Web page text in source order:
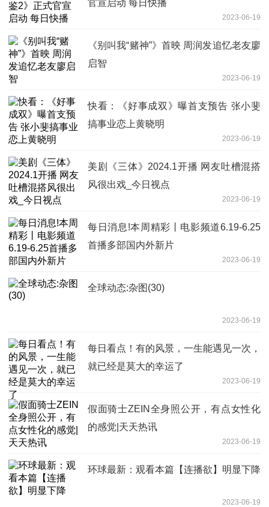
官宣启动 每日快播
2023-06-19
《别叫我“赌神”》首映 周润发追忆老友廖
启智
2023-06-19
快看：《好事成双》曝首支预告 张小斐
搞事业恋上黄晓明
2023-06-19
美剧《三体》2024.1开播 网友吐槽混搭
风很出戏_今日视点
2023-06-19
每日消息!本周精彩丨电影频道6.19-6.25
首播多部国内外新片
2023-06-19
全球动态:杂图(30)
2023-06-19
每日看点！有的风景，一生能遇见一次，
就已经是莫大的幸运了
2023-06-19
假面骑士ZEIN全身照公开，有点女性化
的感觉|天天热讯
2023-06-19
环球最新：观看本篇【连播欲】明显下降
2023-06-19